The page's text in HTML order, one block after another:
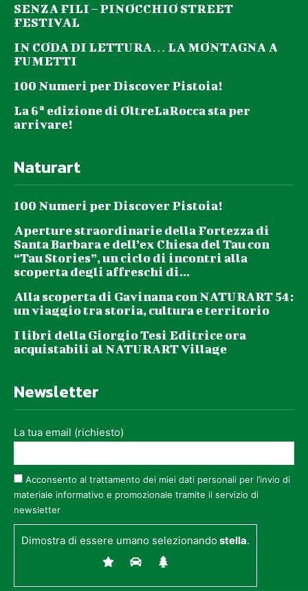
SENZA FILI – PINOCCHIO STREET
FESTIVAL
IN CODA DI LETTURA… LA MONTAGNA A
FUMETTI
100 Numeri per Discover Pistoia!
La 6ª edizione di OltreLaRocca sta per
arrivare!
Naturart
100 Numeri per Discover Pistoia!
Aperture straordinarie della Fortezza di
Santa Barbara e dell’ex Chiesa del Tau con
“Tau Stories”, un ciclo di incontri alla
scoperta degli affreschi di...
Alla scoperta di Gavinana con NATURART 54:
un viaggio tra storia, cultura e territorio
I libri della Giorgio Tesi Editrice ora
acquistabili al NATURART Village
Newsletter
La tua email (richiesto)
Acconsento al trattamento dei miei dati personali per l’invio di
materiale informativo e promozionale tramite il servizio di
newsletter
Dimostra di essere umano selezionandostella.